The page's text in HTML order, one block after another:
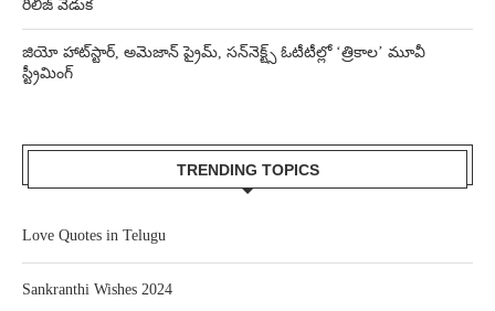
రిలీజ్ వేడుక
జియో హాట్‌స్టార్, అమెజాన్ ప్రైమ్, సన్‌నెక్ట్స్ ఓటీటీల్లో ‘త్రికాల’ మూవీ
స్ట్రీమింగ్
TRENDING TOPICS
Love Quotes in Telugu
Sankranthi Wishes 2024